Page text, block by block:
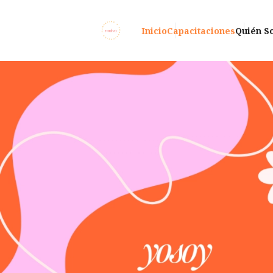
InicioCapacitacionesQuién